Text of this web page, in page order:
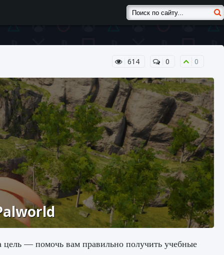
614 0 0
цель — помочь вам правильно получить учебные